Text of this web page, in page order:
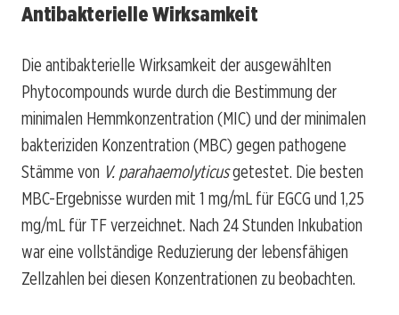
Antibakterielle Wirksamkeit
Die antibakterielle Wirksamkeit der ausgewählten
Phytocompounds wurde durch die Bestimmung der
minimalen Hemmkonzentration (MIC) und der minimalen
bakteriziden Konzentration (MBC) gegen pathogene
Stämme von V. parahaemolyticusgetestet. Die besten
MBC-Ergebnisse wurden mit 1 mg/mL für EGCG und 1,25
mg/mL für TF verzeichnet. Nach 24 Stunden Inkubation
war eine vollständige Reduzierung der lebensfähigen
Zellzahlen bei diesen Konzentrationen zu beobachten.